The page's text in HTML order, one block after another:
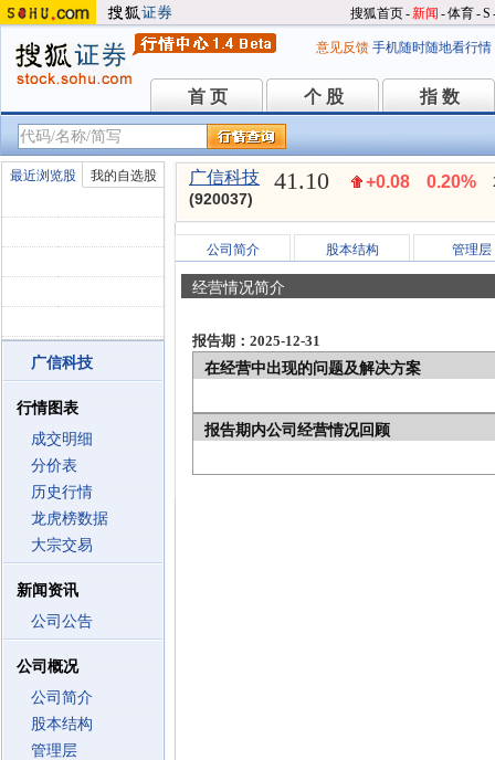
搜狐首页-新闻 -体育-S
意见反馈 手机随时随地看行情
首 页
首 页 个 股
个 股 指 数
指 数
最近浏览股 我的自选股
广信科技
行情图表
成交明细
分价表
历史行情
龙虎榜数据
大宗交易
新闻资讯
公司公告
公司概况
公司简介
股本结构
管理层
广信科技
(920037)
41.10 +0.08 0.20%
公司简介 股本结构 管理层
经营情况简介
报告期：2025-12-31
在经营中出现的问题及解决方案
报告期内公司经营情况回顾